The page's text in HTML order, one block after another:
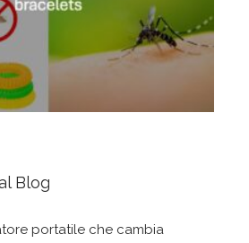
Blog
portatile che cambia